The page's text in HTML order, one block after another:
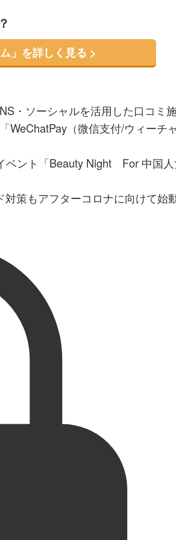
」を詳しく見る >
・ソーシャルを活用した口コミ
WeChatPay（微信支付/ウィーチ
ベント「Beauty Night For 中国人
策もアフターコロナに向けて始